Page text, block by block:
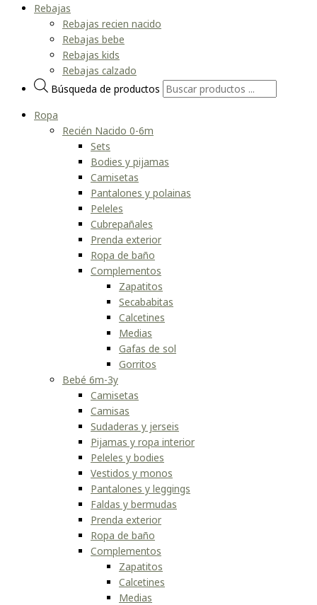
Rebajas
Rebajas recien nacido
Rebajas bebe
Rebajas kids
Rebajas calzado
Búsqueda de productos
Ropa
Recién Nacido 0-6m
Sets
Bodies y pijamas
Camisetas
Pantalones y polainas
Peleles
Cubrepañales
Prenda exterior
Ropa de baño
Complementos
Zapatitos
Secababitas
Calcetines
Medias
Gafas de sol
Gorritos
Bebé 6m-3y
Camisetas
Camisas
Sudaderas y jerseis
Pijamas y ropa interior
Peleles y bodies
Vestidos y monos
Pantalones y leggings
Faldas y bermudas
Prenda exterior
Ropa de baño
Complementos
Zapatitos
Calcetines
Medias